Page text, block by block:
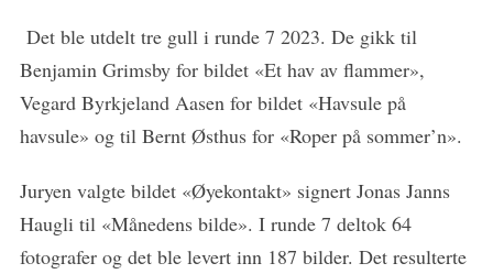
Det ble utdelt tre gull i runde 7 2023. De gikk til
Benjamin Grimsby for bildet «Et hav av flammer»,
Vegard Byrkjeland Aasen for bildet «Havsule på
havsule» og til Bernt Østhus for «Roper på sommer’n».
Juryen valgte bildet «Øyekontakt» signert Jonas Janns
Haugli til «Månedens bilde». I runde 7 deltok 64
fotografer og det ble levert inn 187 bilder. Det resulterte